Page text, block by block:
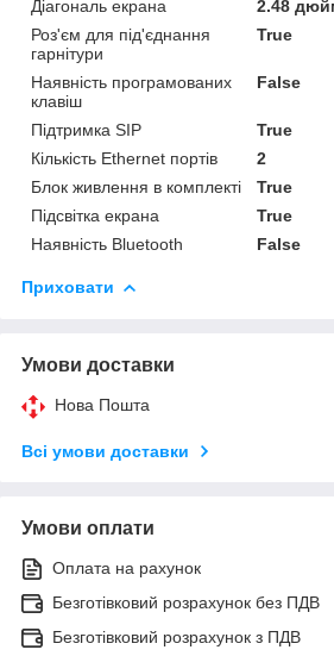
Діагональ екрана
2.48
Роз'єм для під'єднання
гарнітури
True
Наявність програмованих
клавіш
False
Підтримка SIP
True
Кількість Ethernet портів
2
Блок живлення в комплекті
True
Підсвітка екрана
True
Наявність Bluetooth
False
Приховати
Умови доставки
Нова Пошта
Всі умови доставки
Умови оплати
Оплата на рахунок
Безготівковий розрахунок без ПДВ
Безготівковий розрахунок з ПДВ